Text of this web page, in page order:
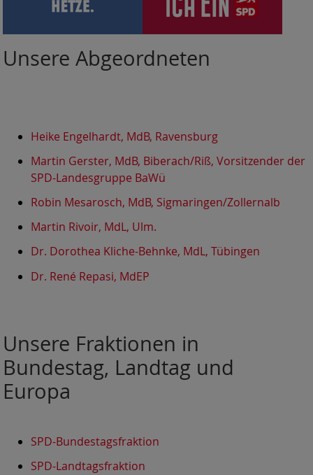
Unsere Abgeordneten
Heike Engelhardt, MdB, Ravensburg
Martin Gerster, MdB, Biberach/Riß, Vorsitzender der
SPD-Landesgruppe BaWü
Robin Mesarosch, MdB, Sigmaringen/Zollernalb
Martin Rivoir, MdL, Ulm.
Dr. Dorothea Kliche-Behnke, MdL, Tübingen
Dr. René Repasi, MdEP
Unsere Fraktionen in
Bundestag, Landtag und
Europa
SPD-Bundestagsfraktion
SPD-Landtagsfraktion